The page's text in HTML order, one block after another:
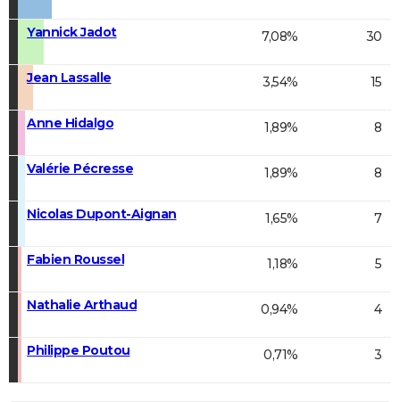
Yannick Jadot 7,08% 30
Jean Lassalle 3,54% 15
Anne Hidalgo 1,89% 8
Valérie Pécresse 1,89% 8
Nicolas Dupont-Aignan 1,65% 7
Fabien Roussel 1,18% 5
Nathalie Arthaud 0,94% 4
Philippe Poutou 0,71% 3